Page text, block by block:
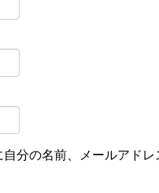
分の名前、メールアド